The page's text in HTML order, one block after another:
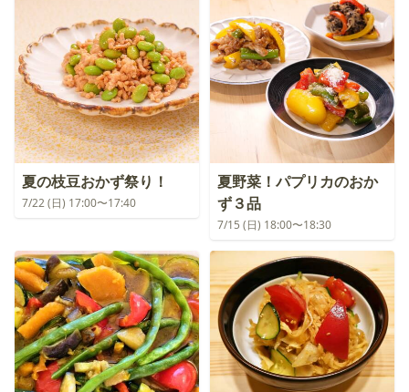
夏の枝豆おかず祭り！
7/22 (日) 17:00〜17:40
夏野菜！パプリカのおか
ず３品
7/15 (日) 18:00〜18:30